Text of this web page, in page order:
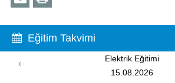
Eğitim Takvimi
PIC Programlama Eğitimi
08.08.2026
‹